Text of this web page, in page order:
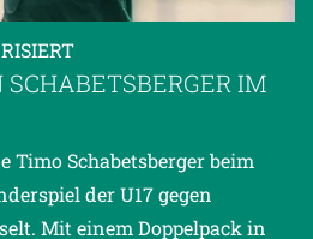
SCHABETSBERGER IM
Timo Schabetsberger beim
der U17 gegen
Mit einem Doppelpack in